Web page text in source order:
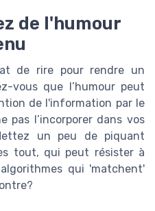
de l'humour
de rire pour rendre un
vous que l’humour peut
de l'information par le
pas l’incorporer dans vos
un peu de piquant
tout, qui peut résister à
qui 'matchent'